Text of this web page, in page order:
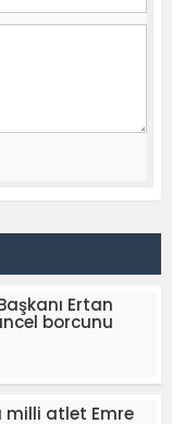
Ertan
borcunu
milli atlet Emre